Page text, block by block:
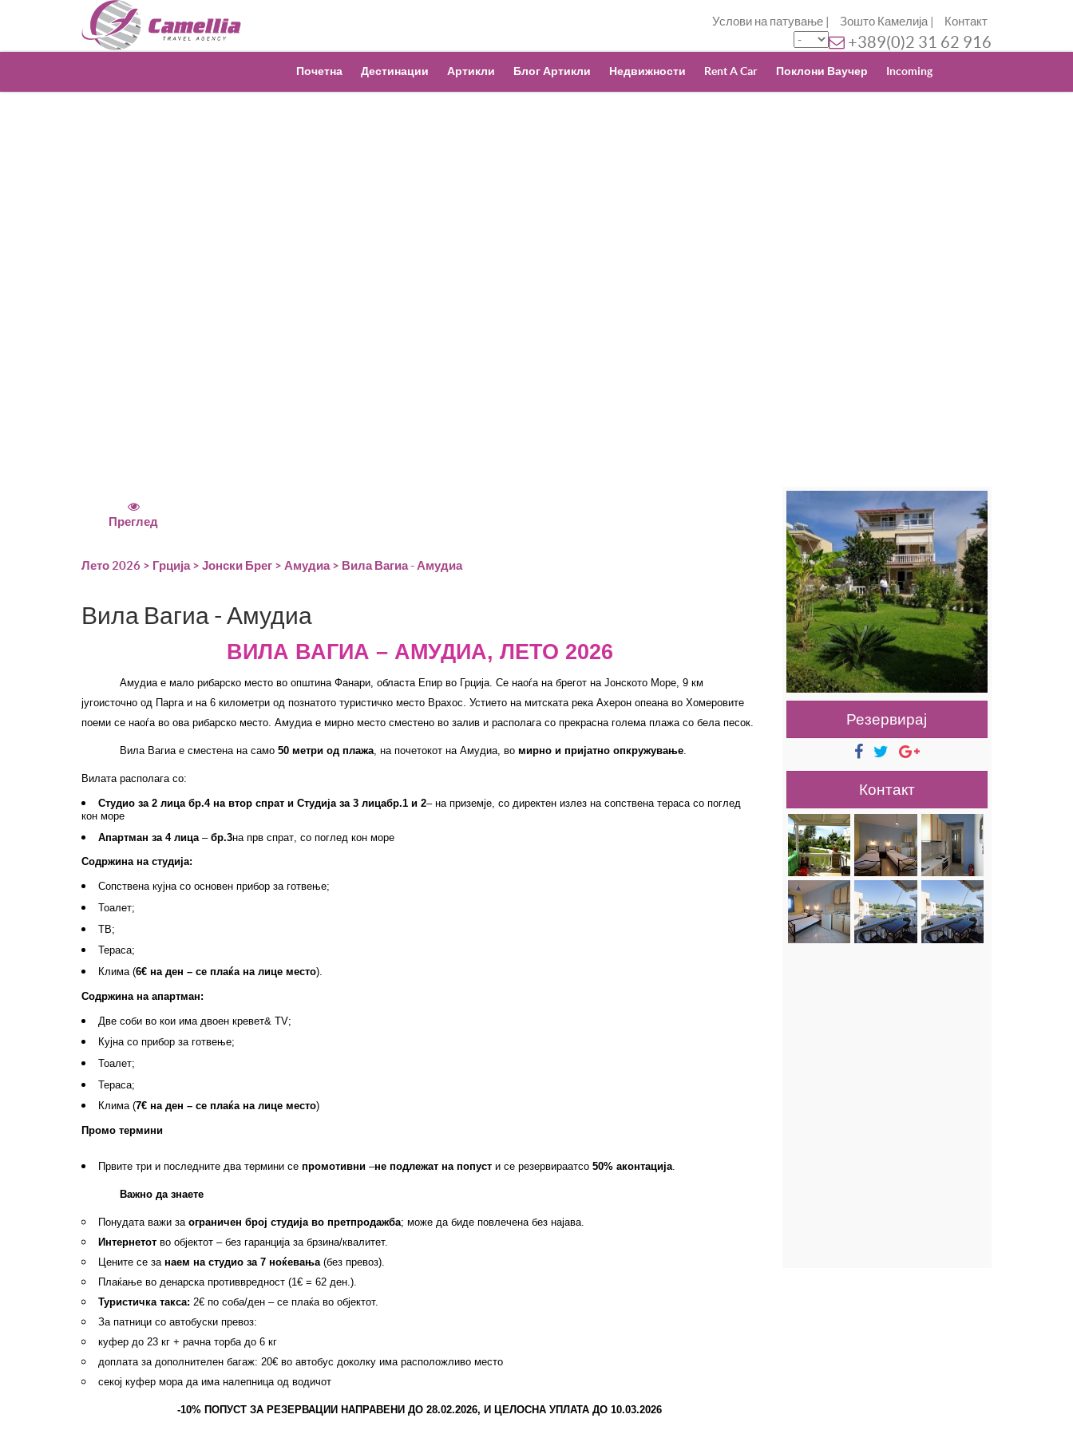
Услови на патување | Зошто Камелија | Контакт
+389(0)2 31 62 916
Почетна Дестинации Артикли Блог Артикли Недвижности Rent A Car Поклони Ваучер Incoming
Преглед
Лето 2026 > Грција> Јонски Брег > Амудиа> Вила Вагиа - Амудиа
Вила Вагиа - Амудиа
ВИЛА ВАГИА – АМУДИА, ЛЕТО 2026
Амудиа е мало рибарско место во општина Фанари, областа Епир во Грција. Се наоѓа на брегот на Јонското Море, 9 км
југоисточно од Парга и на 6 километри од познатото туристичко место Врахос. Устието на митската река Ахерон опеана во Хомеровите
поеми се наоѓа во ова рибарско место. Амудиа е мирно место сместено во залив и располага со прекрасна голема плажа со белaпесок.
Вила Вагиа е сместена на само 50 метри од плажа, на почетокот на Амудиа, во мирно и пријатно опкружување.
Вилата располага со:
Студио за 2 лица бр.4 на втор спрат и Студија за 3 лицабр.1 и 2– на приземје, со директен излез на сопствена тераса со поглед
кон море
Апартман за 4 лица – бр.3на прв спрат , со поглед кон море
Содржина на студија:
Сопствена кујна со основен прибор за готвење;
Тоалет;
ТВ;
Тераса;
Клима (6€ на ден – се плаќа на лице место).
Содржина на апартман:
Две соби во кои има двоен кревет& TV;
Кујна со прибор за готвење;
Тоалет;
Тераса;
Клима (7€ на ден – се плаќа на лице место)
Промо термини
Првите три и последните два термини се промотивни –не подлежат на попуст и се резервираатсо 50% аконтација
Важно да знаете
Понудата важи за ограничен број студија во претпродажба; може да биде повлечена без најава.
Интернетот во објектот – без гаранција за брзина/квалитет.
Цените се за наем на студио за 7 ноќевања (без превоз).
Плаќање во денарска противвредност (1€ = 62 ден.).
Туристичка такса: 2€ по соба/ден – се плаќа во објектот.
За патници со автобуски превоз:
куфер до 23 кг + рачна торба до 6 кг
доплата за дополнителен багаж: 20€ во автобус доколку има расположливо место
секој куфер мора да има налепница од водичот
-10% ПОПУСТ ЗА РЕЗЕРВАЦИИ НАПРАВЕНИ ДО 28.02.2026, И ЦЕЛОСНА УПЛАТА ДО 10.03.2026
Резервирај
Контакт